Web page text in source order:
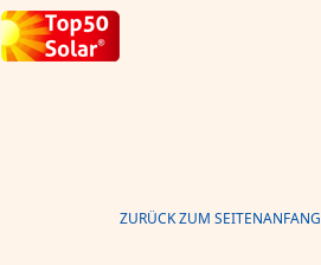
ZURÜCK ZUM SEITENANFANG